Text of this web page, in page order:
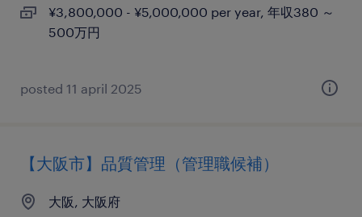
¥3,800,000 - ¥5,000,000 per year, 年収380 ～
500万円
posted 11 april 2025
【大阪市】品質管理（管理職候補）
大阪, 大阪府